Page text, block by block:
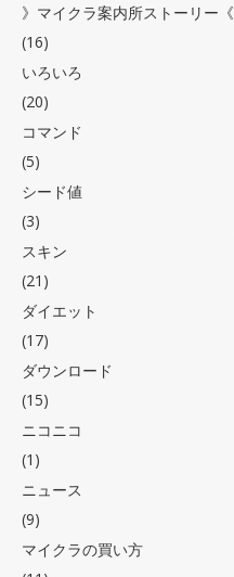
》マイクラ案内所ストーリー《
(16)
いろいろ
(20)
コマンド
(5)
シード値
(3)
スキン
(21)
ダイエット
(17)
ダウンロード
(15)
ニコニコ
(1)
ニュース
(9)
マイクラの買い方